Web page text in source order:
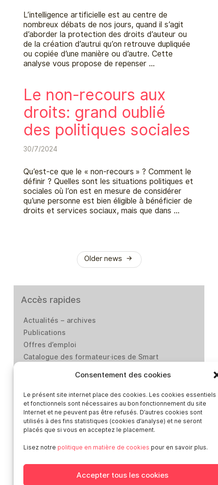
Consentement des cookies
Le présent site internet place des cookies. Les cookies essentiels
et fonctionnels sont nécessaires au bon fonctionnement du site
Internet et ne peuvent pas être refusés. D’autres cookies sont
utilisés à des fins statistiques (cookies d’analyse) et ne seront
placés que si vous en acceptez le placement.
Lisez notre politique en matière de cookies pour en savoir plus.
Accepter tous les cookies
L’intelligence artificielle est au centre de
nombreux débats de nos jours, quand il s’agit
d’aborder la protection des droits d’auteur ou
de la création d’autrui qu’on retrouve dupliquée
ou copiée d’une manière ou d’autre. Cette
analyse vous propose de repenser …
Le non-recours aux
droits: grand oublié
des politiques sociales
30/7/2024
Qu’est-ce que le « non-recours » ? Comment le
définir ? Quelles sont les situations politiques et
sociales où l’on est en mesure de considérer
qu’une personne est bien éligible à bénéficier de
droits et services sociaux, mais que dans …
Older news
Accès rapides
Actualités – archives
Publications
Offres d’emploi
Catalogue des formateur·ices de Smart
Médiation-Réclamation
Politique de protection des données
personnelles
Mentions légales
Réseaux sociaux